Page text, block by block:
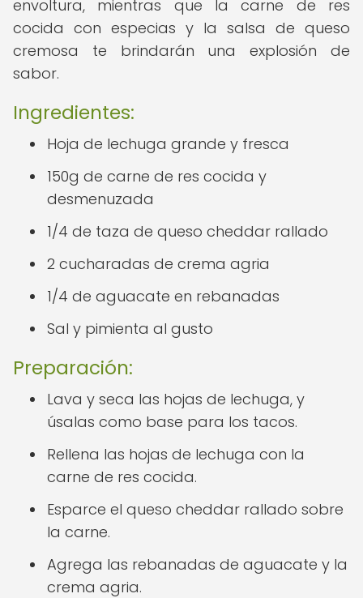
envoltura, mientras que la carne de res
cocida con especias y la salsa de queso
cremosa te brindarán una explosión de
sabor.
Ingredientes:
Hoja de lechuga grande y fresca
150g de carne de res cocida y
desmenuzada
1/4 de taza de queso cheddar rallado
2 cucharadas de crema agria
1/4 de aguacate en rebanadas
Sal y pimienta al gusto
Preparación:
Lava y seca las hojas de lechuga, y
úsalas como base para los tacos.
Rellena las hojas de lechuga con la
carne de res cocida.
Esparce el queso cheddar rallado sobre
la carne.
Agrega las rebanadas de aguacate y la
crema agria.